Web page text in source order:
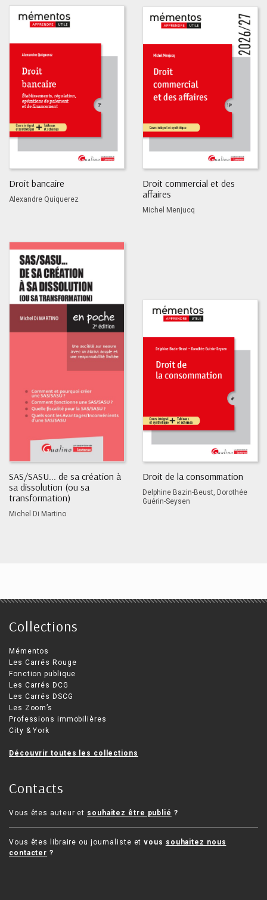
Droit bancaire
Alexandre Quiquerez
Droit commercial et des
affaires
Michel Menjucq
SAS/SASU... de sa création à
sa dissolution (ou sa
transformation)
Michel Di Martino
Droit de la consommation
Delphine Bazin-Beust, Dorothée
Guérin-Seysen
Collections
Mémentos
Les Carrés Rouge
Fonction publique
Les Carrés DCG
Les Carrés DSCG
Les Zoom’s
Professions immobilières
City & York
Découvrir toutes les collections
Contacts
Vous êtes auteur et souhaitez être publié ?
Vous êtes libraire ou journaliste etvous souhaitez nous
contacter ?